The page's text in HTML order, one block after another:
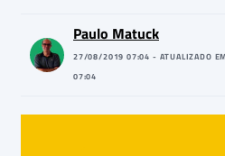
Paulo Matuck
27/08/2019 07:04 - ATUALIZADO
07:04